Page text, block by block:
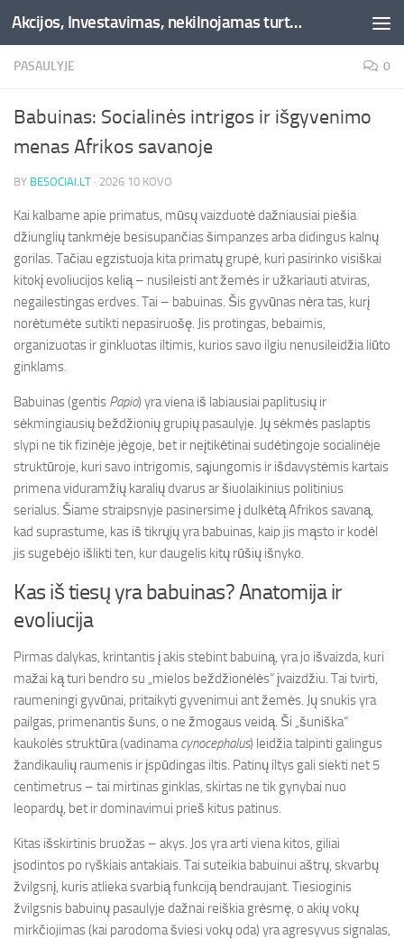
Skip to content Akcijos, Investavimas, nekilnojamas turtas, kriptovaliutos - Besociai.lt
PASAULYJE 0
Babuinas: Socialinės intrigos ir išgyvenimo
menas Afrikos savanoje
BY BESOCIAI.LT · 2026 10 KOVO
Kai kalbame apie primatus, mūsų vaizduotė dažniausiai piešia
džiunglių tankmėje besisupančias šimpanzes arba didingus kalnų
gorilas. Tačiau egzistuoja kita primatų grupė, kuri pasirinko visiškai
kitokį evoliucijos kelią – nusileisti ant žemės ir užkariauti atviras,
negailestingas erdves. Tai – babuinas. Šis gyvūnas nėra tas, kurį
norėtumėte sutikti nepasiruošę. Jis protingas, bebaimis,
organizuotas ir ginkluotas iltimis, kurios savo ilgiu nenusileidžia liūto
ginklams.
Babuinas (gentis Papio) yra viena iš labiausiai paplitusių ir
sėkmingiausių beždžionių grupių pasaulyje. Jų sėkmės paslaptis
slypi ne tik fizinėje jėgoje, bet ir neįtikėtinai sudėtingoje socialinėje
struktūroje, kuri savo intrigomis, sąjungomis ir išdavystėmis kartais
primena viduramžių karalių dvarus ar šiuolaikinius politinius
serialus. Šiame straipsnyje pasinersime į dulkėtą Afrikos savaną,
kad suprastume, kas iš tikrųjų yra babuinas, kaip jis mąsto ir kodėl
jis sugebėjo išlikti ten, kur daugelis kitų rūšių išnyko.
Kas iš tiesų yra babuinas? Anatomija ir
evoliucija
Pirmas dalykas, krintantis į akis stebint babuiną, yra jo išvaizda, kuri
mažai ką turi bendro su „mielos beždžionėlės“ įvaizdžiu. Tai tvirti,
raumeningi gyvūnai, pritaikyti gyvenimui ant žemės. Jų snukis yra
pailgas, primenantis šuns, o ne žmogaus veidą. Ši „šuniška“
kaukolės struktūra (vadinamacynocephalus) leidžia talpinti galingus
žandikaulių raumenis ir įspūdingas iltis. Patinų iltys gali siekti net 5
centimetrus – tai mirtinas ginklas, skirtas ne tik gynybai nuo
leopardų, bet ir dominavimui prieš kitus patinus.
Kitas išskirtinis bruožas – akys. Jos yra arti viena kitos, giliai
įsodintos po ryškiais antakiais. Tai suteikia babuinui aštrų, skvarbų
žvilgsnį, kuris atlieka svarbią funkciją bendraujant. Tiesioginis
žvilgsnis babuinų pasaulyje dažnai reiškia grėsmę, o akių vokų
mirkčiojimas (kai parodoma šviesi vokų oda) yra agresyvus signalas,